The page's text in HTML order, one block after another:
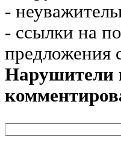
-
- ссылки на
предложения
Нарушители